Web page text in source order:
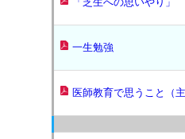
一生勉強
医師教育で思うこと（